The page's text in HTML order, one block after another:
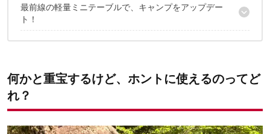
1｜ダイソー「アウトドアミニテーブル」
最前線の軽量ミニテーブルで、キャンプをアップデー
ト！
何かと重宝するけど、ホントに使えるのってど
れ？